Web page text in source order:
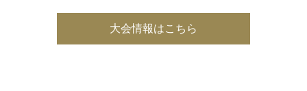
大会情報はこちら